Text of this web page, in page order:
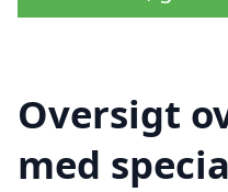
Oversigt
med